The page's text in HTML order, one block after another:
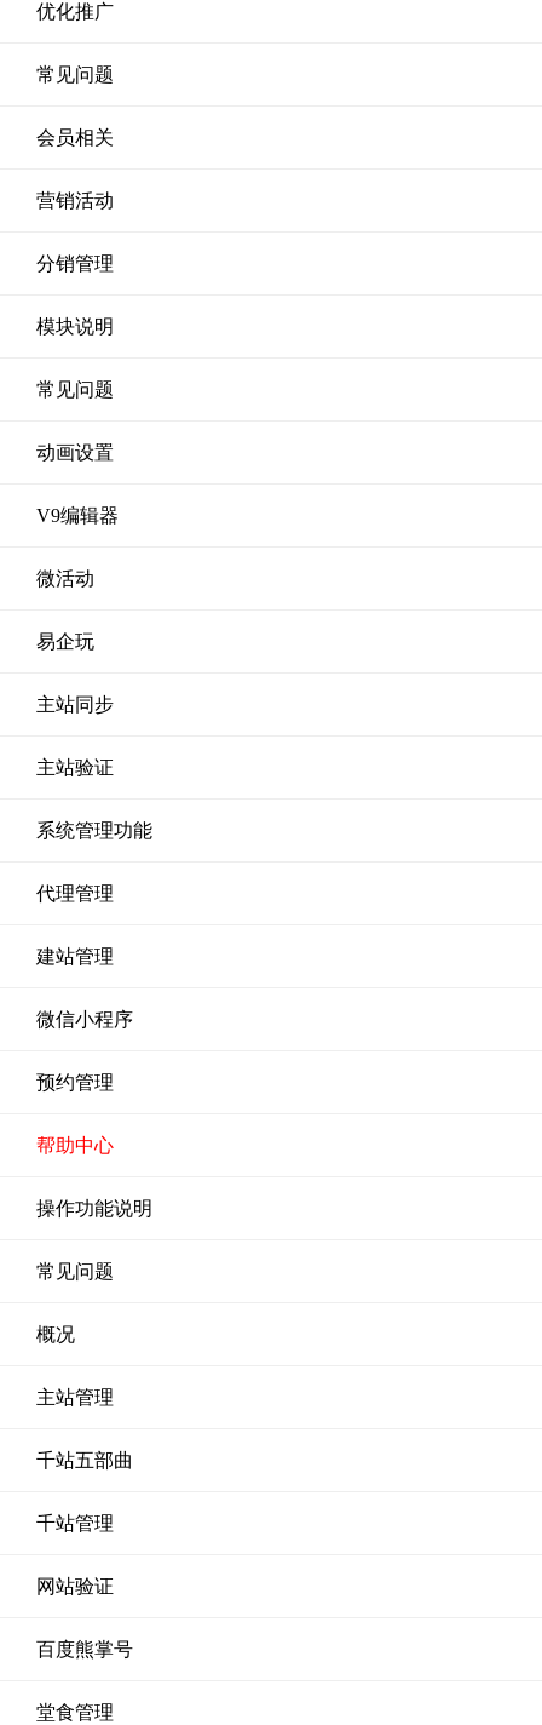
优化推广
常见问题
会员相关
营销活动
分销管理
模块说明
常见问题
动画设置
V9编辑器
微活动
易企玩
主站同步
主站验证
系统管理功能
代理管理
建站管理
微信小程序
预约管理
帮助中心
操作功能说明
常见问题
概况
主站管理
千站五部曲
千站管理
网站验证
百度熊掌号
堂食管理